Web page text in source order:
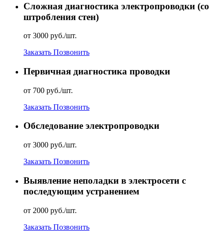
Сложная диагностика электропроводки (со
штробления стен)
от 3000 руб./шт.
Заказать Позвонить
Первичная диагностика проводки
от 700 руб./шт.
Заказать Позвонить
Обследование электропроводки
от 3000 руб./шт.
Заказать Позвонить
Выявление неполадки в электросети с
последующим устранением
от 2000 руб./шт.
Заказать Позвонить